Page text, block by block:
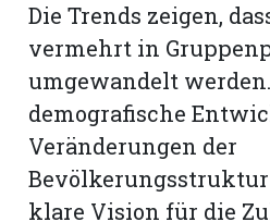
Die Trends zeigen,
vermehrt in
umgewandelt
demografische
Veränderungen der
klare Vision für die